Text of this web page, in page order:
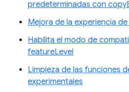
predeterminadas con
Mejora de la experiencia
Habilita el modo de
featureLevel
Limpieza de las funciones
experimentales